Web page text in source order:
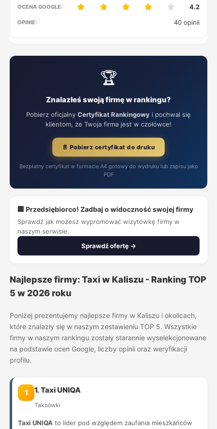
4.2
40 opinii
🏆
Znalazłeś swoją firmę w rankingu?
Pobierz oficjalny Certyfikat Rankingowy i pochwal się
klientom, że Twoja firma jest w czołówce!
📄 Pobierz certyfikat do druku
Bezpłatny certyfikat w formacie A4 gotowy do wydruku lub zapisu jako
PDF
🏢 Przedsiębiorco! Zadbaj o widoczność swojej firmy
Sprawdź jak możesz wypromować wizytówkę firmy w
naszym serwisie.
Sprawdź ofertę →
Najlepsze firmy: Taxi w Kaliszu - Ranking TOP
5 w 2026 roku
Poniżej prezentujemy najlepsze firmy w Kaliszu i okolicach,
które znalazły się w naszym zestawieniu TOP 5. Wszystkie
firmy w naszym rankingu zostały starannie wyselekcjonowane
na podstawie ocen Google, liczby opinii oraz weryfikacji
profilu.
1 1. Taxi UNIQA
Taksówki
Taxi UNIQA to lider pod względem zaufania mieszkańców